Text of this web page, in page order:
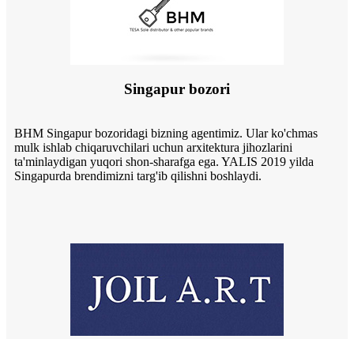
Singapur bozori
BHM Singapur bozoridagi bizning agentimiz. Ular ko'chmas
mulk ishlab chiqaruvchilari uchun arxitektura jihozlarini
ta'minlaydigan yuqori shon-sharafga ega. YALIS 2019 yilda
Singapurda brendimizni targ'ib qilishni boshlaydi.